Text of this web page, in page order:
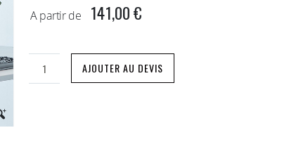
A partir de 141,00 €
AJOUTER AU DEVIS